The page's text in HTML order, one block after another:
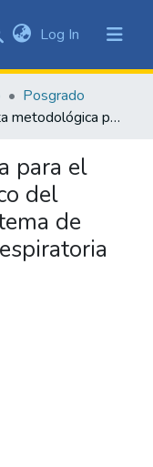
Log In (current)
Posgrado
Propuesta metodológica para el escalamiento tecnológico del producto UBICU, un sistema de apoyo a la fisioterapia respiratoria
para el
del
de